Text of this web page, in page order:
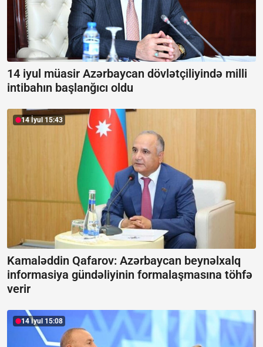
14 iyul müasir Azərbaycan dövlətçiliyində milli
intibahın başlanğıcı oldu
14 İyul 15:43
Kamaləddin Qafarov: Azərbaycan beynəlxalq
informasiya gündəliyinin formalaşmasına töhfə
verir
14 İyul 15:08